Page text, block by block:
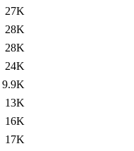
27K
28K
28K
24K
9.9K
13K
16K
17K